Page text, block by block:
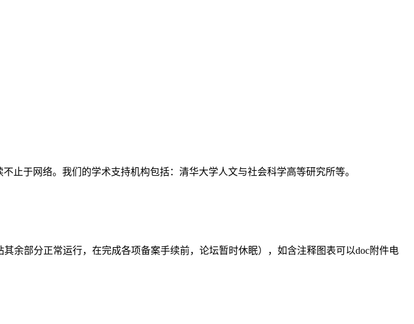
止于网络。我们的学术支持机构包括：清华大学人文与社会科学高等研究所等。
余部分正常运行，在完成各项备案手续前，论坛暂时休眠），如含注释图表可以doc附件电